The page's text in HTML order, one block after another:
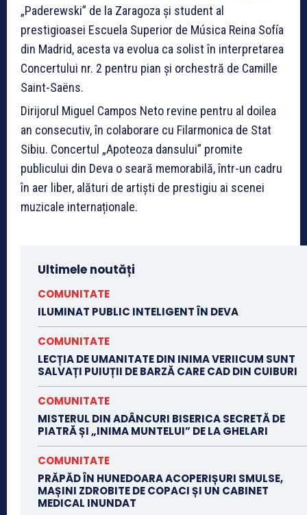
„Paderewski” de la Zaragoza și student al
prestigioasei Escuela Superior de Música Reina Sofía
din Madrid, acesta va evolua ca solist în interpretarea
Concertului nr. 2 pentru pian și orchestră de Camille
Saint-Saëns.
Dirijorul Miguel Campos Neto revine pentru al doilea
an consecutiv, în colaborare cu Filarmonica de Stat
Sibiu. Concertul „Apoteoza dansului” promite
publicului din Deva o seară memorabilă, într-un cadru
în aer liber, alături de artiști de prestigiu ai scenei
muzicale internaționale.
Ultimele noutăți
COMUNITATE
ILUMINAT PUBLIC INTELIGENT ÎN DEVA
COMUNITATE
LECȚIA DE UMANITATE DIN INIMA VERIICUM SUNT
SALVAȚI PUIUȚII DE BARZĂ CARE CAD DIN CUIBURI
COMUNITATE
MISTERUL DIN ADÂNCURI BISERICA SECRETĂ DE
PIATRĂ ȘI „INIMA MUNTELUI” DE LA GHELARI
COMUNITATE
PRĂPĂD ÎN HUNEDOARA ACOPERIȘURI SMULSE,
MAȘINI ZDROBITE DE COPACI ȘI UN CABINET
MEDICAL INUNDAT